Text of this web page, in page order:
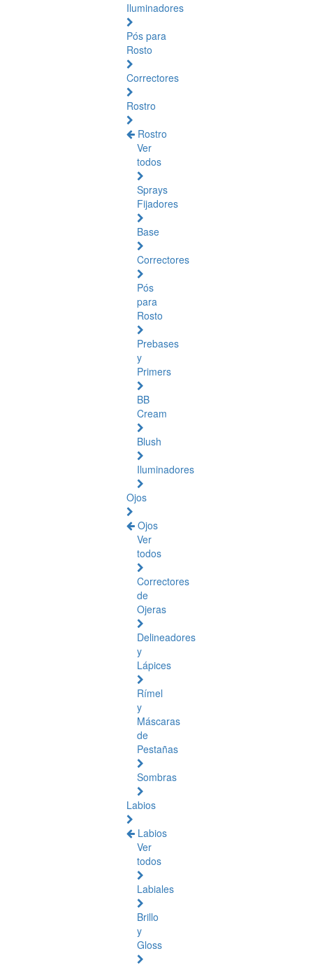
Iluminadores
Pós para
Rosto
Correctores
Rostro
Rostro
Ver
todos
Sprays
Fijadores
Base
Correctores
Pós
para
Rosto
Prebases
y
Primers
BB
Cream
Blush
Iluminadores
Ojos
Ojos
Ver
todos
Correctores
de
Ojeras
Delineadores
y
Lápices
Rímel
y
Máscaras
de
Pestañas
Sombras
Labios
Labios
Ver
todos
Labiales
Brillo
y
Gloss